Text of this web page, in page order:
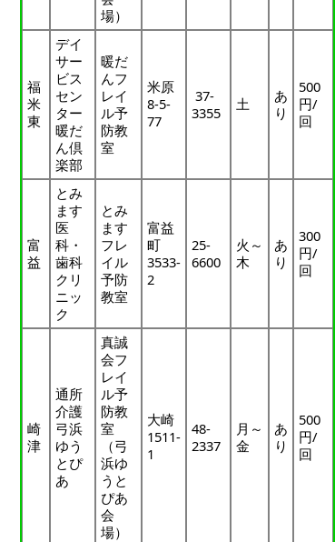
場）
福
米
東
デイ
サー
ビス
セン
ター
暖だ
ん倶
楽部
暖だ
んフ
レイ
ル予
防教
室
米原
8-5-
77
37-
3355
土
あ
り
500
円/
回
富
益
とみ
ます
医
科・
歯科
クリ
ニッ
ク
とみ
ます
フレ
イル
予防
教室
富益
町
3533-
2
25-
6600
火～
木
あ
り
300
円/
回
崎
津
通所
介護
弓浜
ゆう
とぴ
あ
真誠
会フ
レイ
ル予
防教
室
（弓
浜ゆ
うと
ぴあ
会
場）
大崎
1511-
1
48-
2337
月～
金
あ
り
500
円/
回